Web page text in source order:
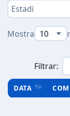
Mostra
Filtrar:
DATA